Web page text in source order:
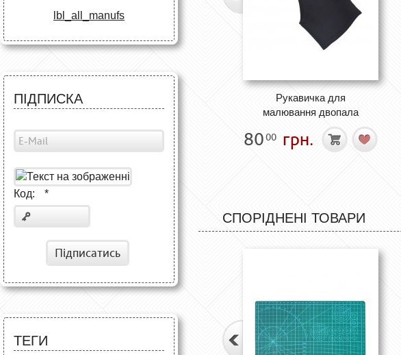
lbl_all_manufs
ПІДПИСКА
Код: *
Підписатись
ТЕГИ
Рукавичка для
малювання двопала
8000 грн.
СПОРІДНЕНІ ТОВАРИ